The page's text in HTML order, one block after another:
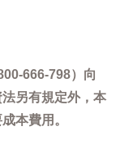
666-798）向
另有規定外，本
本費用。